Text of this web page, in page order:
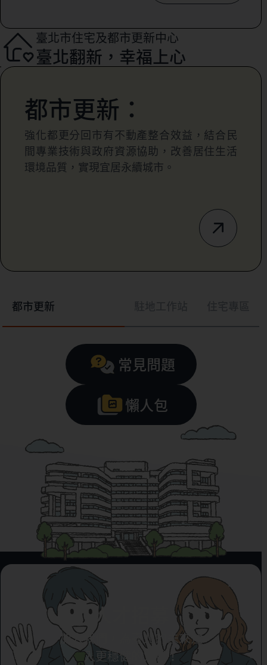
臺北市住宅及都市更新中心
臺北翻新，幸福上心
都市更新
都市更新：
強化都更分回市有不動產整合效益，結合民
間專業技術與政府資源協助，改善居住生活
環境品質，實現宜居永續城市。
常見問題
懶人包
人才招募
加入我們，為臺北的未來注
入更穩健的力量！